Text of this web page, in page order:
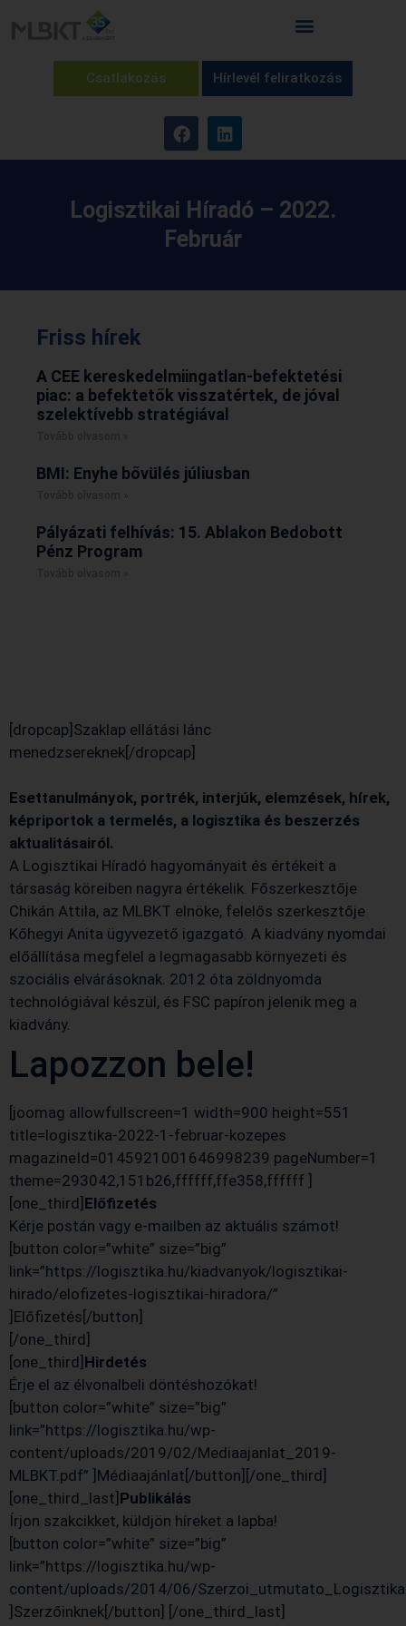
Csatlakozás Hírlevél feliratkozás
Logisztikai Híradó – 2022.
Február
[dropcap]Szaklap ellátási lánc
menedzsereknek[/dropcap]
Esettanulmányok, portrék, interjúk, elemzések, hírek,
képriportok a termelés, a logisztika és beszerzés
aktualitásairól.
A Logisztikai Híradó hagyományait és értékeit a
társaság köreiben nagyra értékelik. Főszerkesztője
Chikán Attila, az MLBKT elnöke, felelős szerkesztője
Kőhegyi Anita ügyvezető igazgató. A kiadvány nyomdai
előállítása megfelel a legmagasabb környezeti és
szociális elvárásoknak. 2012 óta zöldnyomda
technológiával készül, és FSC papíron jelenik meg a
kiadvány.
Lapozzon bele!
[joomag allowfullscreen=1 width=900 height=551
title=logisztika-2022-1-februar-kozepes
magazineId=0145921001646998239 pageNumber=1
theme=293042,151b26,ffffff,ffe358,ffffff ]
[one_third] Előfizetés
Kérje postán vagy e-mailben az aktuális számot!
[button color=”white” size=”big”
link=”https://logisztika.hu/kiadvanyok/logisztikai-
hirado/elofizetes-logisztikai-hiradora/”
]Előfizetés[/button]
[/one_third]
[one_third] Hirdetés
Érje el az élvonalbeli döntéshozókat!
[button color=”white” size=”big”
link=”https://logisztika.hu/wp-
content/uploads/2019/02/Mediaajanlat_2019-
MLBKT.pdf” ]Médiaajánlat[/button][/one_third]
[one_third_last] Publikálás
Írjon szakcikket, küldjön híreket a lapba!
[button color=”white” size=”big”
link=”https://logisztika.hu/wp-
content/uploads/2014/06/
]Szerzőinknek[/button] [/one_third_last]
Friss hírek
A CEE kereskedelmiingatlan-befektetési
piac: a befektetők visszatértek, de jóval
szelektívebb stratégiával
BMI: Enyhe bővülés júliusban
Pályázati felhívás: 15. Ablakon Bedobott
Pénz Program